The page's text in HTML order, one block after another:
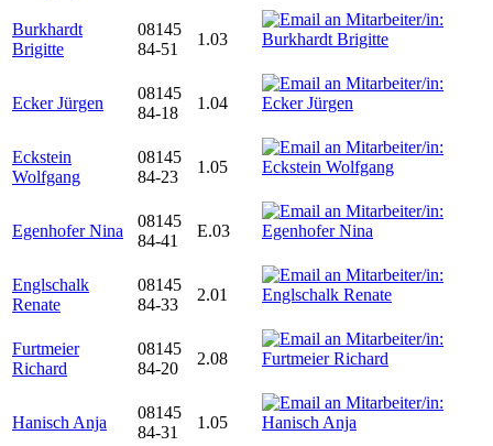
Burkhardt
Brigitte
08145
84-51
1.03
Ecker Jürgen
08145
84-18
1.04
Eckstein
Wolfgang
08145
84-23
1.05
Egenhofer Nina
08145
84-41
E.03
Englschalk
Renate
08145
84-33
2.01
Furtmeier
Richard
08145
84-20
2.08
Hanisch Anja
08145
84-31
1.05